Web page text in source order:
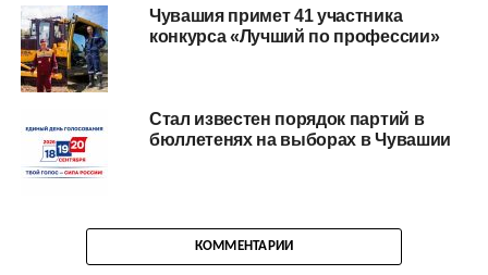
Чувашия примет 41 участника
конкурса «Лучший по профессии»
Стал известен порядок партий в
бюллетенях на выборах в Чувашии
КОММЕНТАРИИ